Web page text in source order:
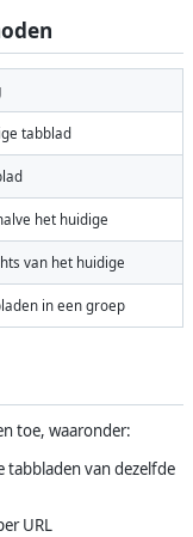
tabblad
het huidige
van het huidige
in een groep
toe, waaronder:
tabbladen van dezelfde
URL